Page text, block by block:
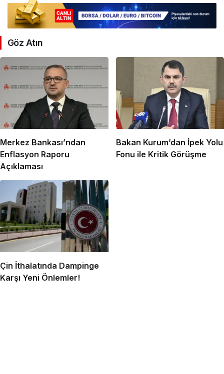
Göz Atın
Merkez Bankası’ndan
Enflasyon Raporu
Açıklaması
Bakan Kurum’dan İpek Yolu
Fonu ile Kritik Görüşme
Çin İthalatında Dampinge
Karşı Yeni Önlemler!